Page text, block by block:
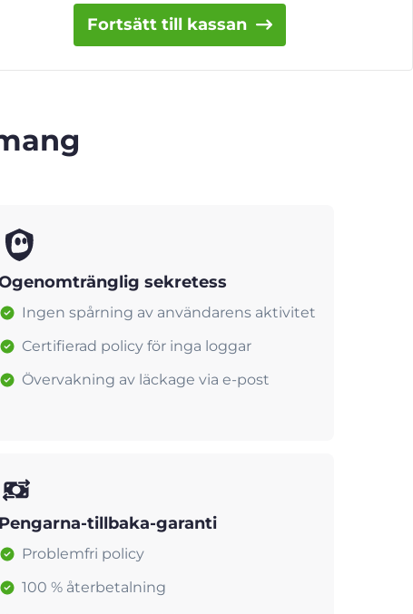
Fortsätt till kassan
sekretess
Ingen spårning av användarens aktivitet
Certifierad policy för inga loggar
Övervakning av läckage via e-post
Pengarna-tillbaka-garanti
Problemfri policy
100 % återbetalning